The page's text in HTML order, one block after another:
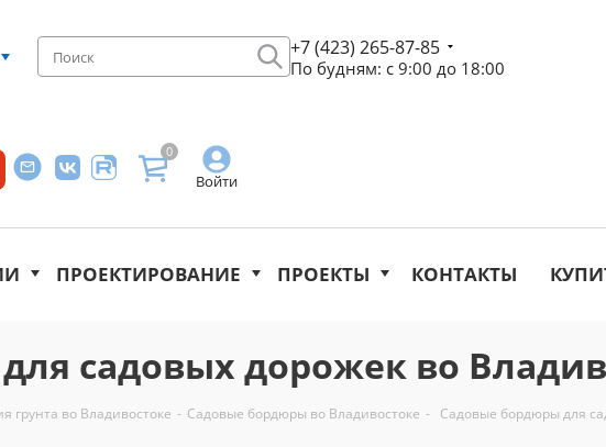
+7 (423) 265-87-85
По будням: с 9:00 до 18:00
Войти
0
ПРОЕКТИРОВАНИЕ ПРОЕКТЫ КОНТАКТЫ
садовых дорожек во
грунта во Владивостоке - Садовые бордюры во Владивостоке - Садовые бордюры для